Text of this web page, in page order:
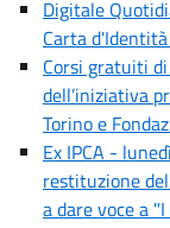
Digitale
Carta
Corsi gratuiti
dell’iniziativa
Torino e
Ex IPCA -
restituzione
a dare voce a